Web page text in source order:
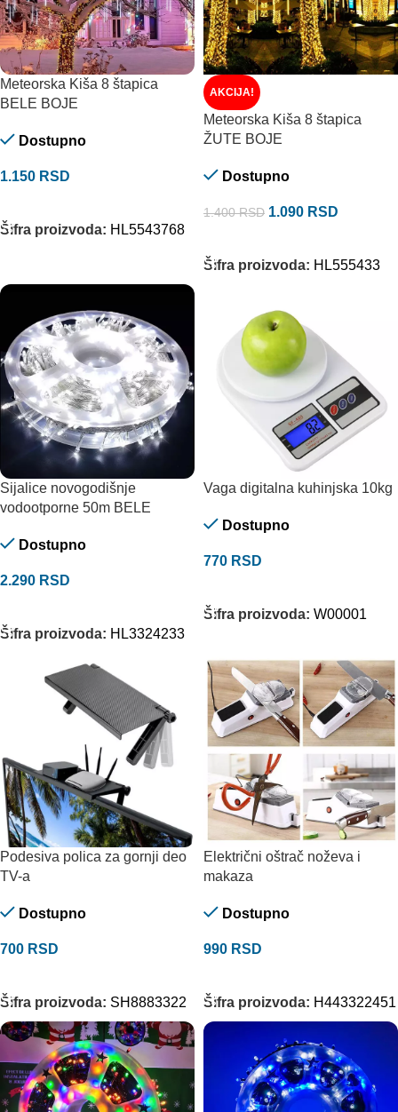
Meteorska Kiša 8 štapica
BELE BOJE
Dostupno
1.150 RSD
Šifra proizvoda: HL5543768
AKCIJA!
Meteorska Kiša 8 štapica
ŽUTE BOJE
Dostupno
1.400RSD 1.090 RSD
Šifra proizvoda: HL555433
Sijalice novogodišnje
vodootporne 50m BELE
Dostupno
2.290 RSD
Šifra proizvoda: HL3324233
Vaga digitalna kuhinjska 10kg
Dostupno
770 RSD
Šifra proizvoda: W00001
Podesiva polica za gornji deo
TV-a
Dostupno
700 RSD
Šifra proizvoda: SH8883322
Električni oštrač noževa i
makaza
Dostupno
990 RSD
Šifra proizvoda: H443322451